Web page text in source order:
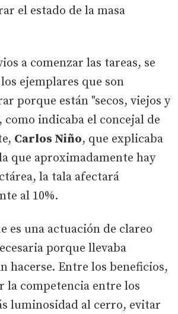
el estado de la masa
a comenzar las tareas, se
ejemplares que son
porque están "secos, viejos y
como indicaba el concejal de
Carlos Niño, que explicaba
que aproximadamente hay
la tala afectará
al 10%.
es una actuación de clareo
porque llevaba
hacerse. Entre los beneficios,
competencia entre los
luminosidad al cerro, evitar